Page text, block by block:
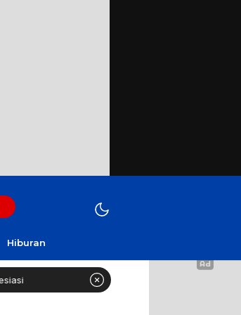
Hiburan
Curi Motor! Dua Warga Batuporo